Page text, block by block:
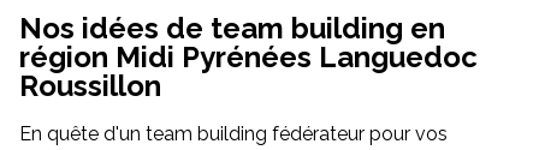
Nos idées de team building en
région Midi Pyrénées Languedoc
Roussillon
En quête d'un team building fédérateur pour vos